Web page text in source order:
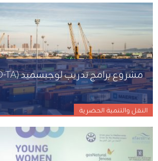
مشروع برامج تدريب لوجيسميد (LOGISMED-TA)
النقل والتنمية الحضرية